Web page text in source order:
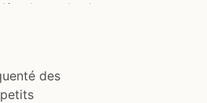
de grands arbres
des